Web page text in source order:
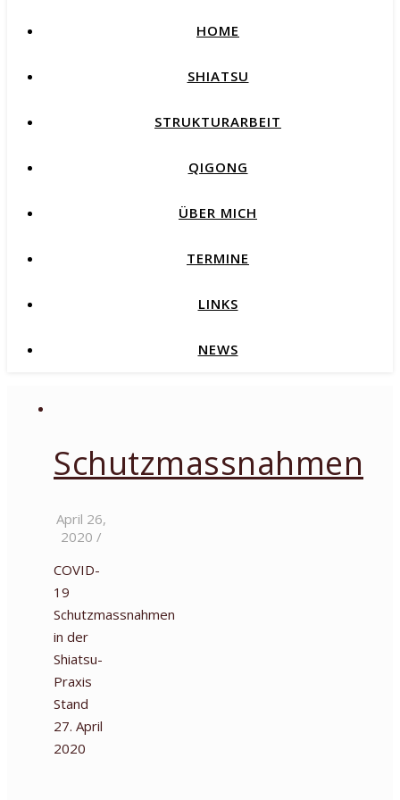
HOME
SHIATSU
STRUKTURARBEIT
QIGONG
ÜBER MICH
TERMINE
LINKS
NEWS
Schutzmassnahmen
April 26,
2020 /
COVID-
19
Schutzmassnahmen
in der
Shiatsu-
Praxis
Stand
27. April
2020